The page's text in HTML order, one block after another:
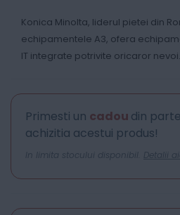
Konica Minolta, liderul pietei din
echipamentele A3, ofera
IT integrate potrivite oricaror nevoi.
Primesti un cadou din
achizitia acestui produs!
In limita stocului disponibil. Detalii